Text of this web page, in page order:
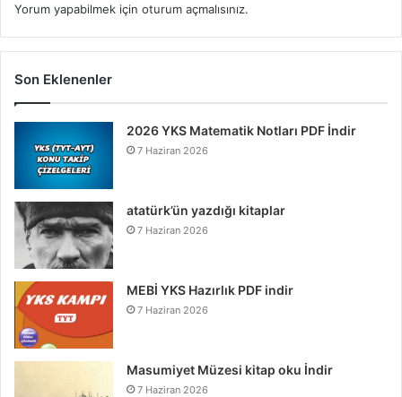
Yorum yapabilmek için oturum açmalısınız.
Son Eklenenler
2026 YKS Matematik Notları PDF İndir
7 Haziran 2026
atatürk’ün yazdığı kitaplar
7 Haziran 2026
MEBİ YKS Hazırlık PDF indir
7 Haziran 2026
Masumiyet Müzesi kitap oku İndir
7 Haziran 2026